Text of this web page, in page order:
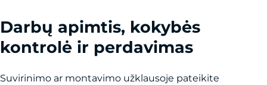
Darbų apimtis, kokybės
kontrolė ir perdavimas
Suvirinimo ar montavimo užklausoje pateikite